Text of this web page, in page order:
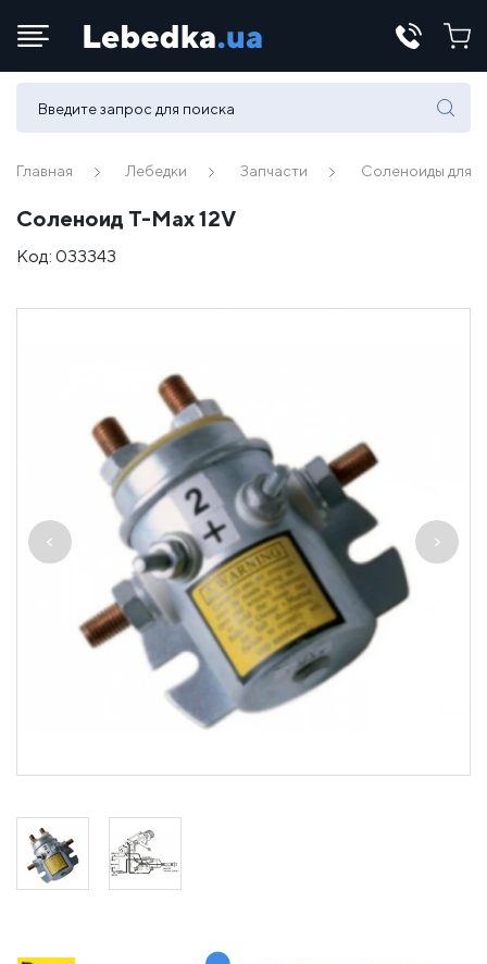
Телефоны:
(067) 430 82-15
Главная Лебедки Запчасти Соленоиды для
Соленоид T-Max 12V
Код: 033343